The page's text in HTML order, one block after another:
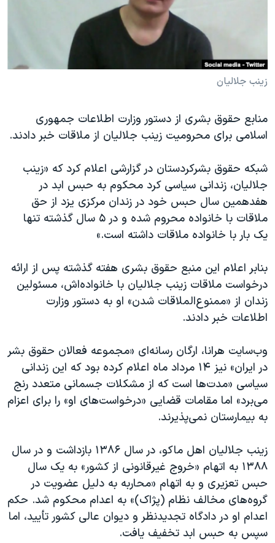
حقوق شهروندی
علم و فناوری
گالری عکس
آرشیو پخش زنده
انتخابات ریاست جمهوری آمریکا ۲۰۲۴
حمله جمهوری اسلامی به اسرائیل
رمز مهسا
اعتراضات زن، زندگی، آزادی
مجموعه مستندهای دادخواهی
تریبونال مردمی آبان ۹۸
دادگاه حمید نوری
چهل سال گروگان‌گیری
قانون شفافیت دارائی کادر رهبری ایران
اسرائیل در جنگ
نرگس محمدی برنده جایزه نوبل صلح
همایش محافظه‌کاران آمریکا «سی‌پک»
سفر پرزیدنت ترامپ به چین
زینب جلالیان
منابع حقوق بشری از دستور وزارت اطلاعات جمهوری
اسلامی برای محرومیت زینب جلالیان از ملاقات خبر دادند.
شبکه حقوق بشرکردستان در گزارشی اعلام کرد که «زینب
جلالیان، زندانی سیاسی کرد محکوم به حبس ابد در
هفدهمین سال حبس خود در زندان مرکزی یزد از حق
ملاقات با خانواده محروم شده و در ۵ سال گذشته تنها
یک بار با خانواده ملاقات داشته است.»
بنابر اعلام این منبع حقوق بشری هفته گذشته پس از ارائه
درخواست ملاقات زینب جلالیان با خانواده‌اش، مسئولین
زندان از «ممنوع‌الملاقات شدن» او به دستور وزارت
اطلاعات خبر دادند.
وب‌سایت هرانا، ارگان رسانه‌ای «مجموعه فعالان حقوق بشر
در ایران» نیز ۱۴ مرداد ماه اعلام کرده بود که این زندانی
سیاسی «مدت‌ها است که از مشکلات جسمانی متعدد رنج
می‌برد» اما مقامات قضایی «درخواست‌های او» را برای اعزام
به بیمارستان نمی‌پذیرند.
زینب جلالیان اهل ماکو، در سال ۱۳۸۶ بازداشت و در سال
۱۳۸۸ به اتهام «خروج غیرقانونی از کشور» به یک سال
حبس تعزیری و به اتهام «محاربه به دلیل عضویت در
گروه‌های مخالف نظام (پژاک)» به اعدام محکوم شد. حکم
اعدام او در دادگاه تجدیدنظر و دیوان عالی کشور تأیید، اما
سپس به حبس ابد تخفیف یافت.